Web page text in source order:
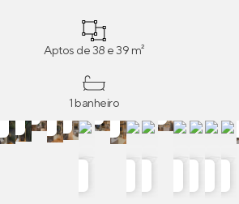
Aptos de 38 e 39 m²
1 banheiro